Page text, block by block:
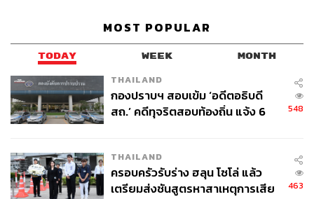
MOST POPULAR
TODAY WEEK MONTH
THAILAND
กองปราบฯ สอบเข้ม ‘อดีตอธิบดี
สถ.’ คดีทุจริตสอบท้องถิ่น แจ้ง 6
548
THAILAND
ครอบครัวรับร่าง ฮลุน โซโล่ แล้ว
เตรียมส่งชันสูตรหาสาเหตุการเสีย
463